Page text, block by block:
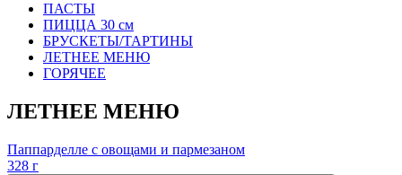
ПАСТЫ
ПИЦЦА 30 см
БРУСКЕТЫ/ТАРТИНЫ
ЛЕТНЕЕ МЕНЮ
ГОРЯЧЕЕ
ЛЕТНЕЕ МЕНЮ
Паппарделле с овощами и пармезаном
328 г